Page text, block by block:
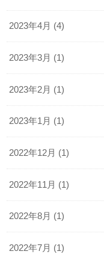
2023年4月 (4)
2023年3月 (1)
2023年2月 (1)
2023年1月 (1)
2022年12月 (1)
2022年11月 (1)
2022年8月 (1)
2022年7月 (1)